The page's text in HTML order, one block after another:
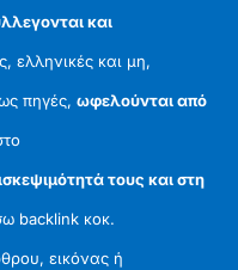
και
ελληνικές και μη,
ως πηγές,ωφελούνται από
τους και στη
backlink κοκ.
εικόνας ή